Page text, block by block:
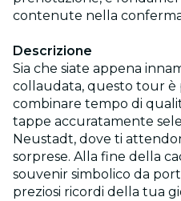
contenute nella
Descrizione
Sia che siate appena
collaudata, questo tour
combinare tempo di
tappe accuratamente
Neustadt, dove ti
sorprese. Alla fine della
souvenir simbolico da
preziosi ricordi della tua